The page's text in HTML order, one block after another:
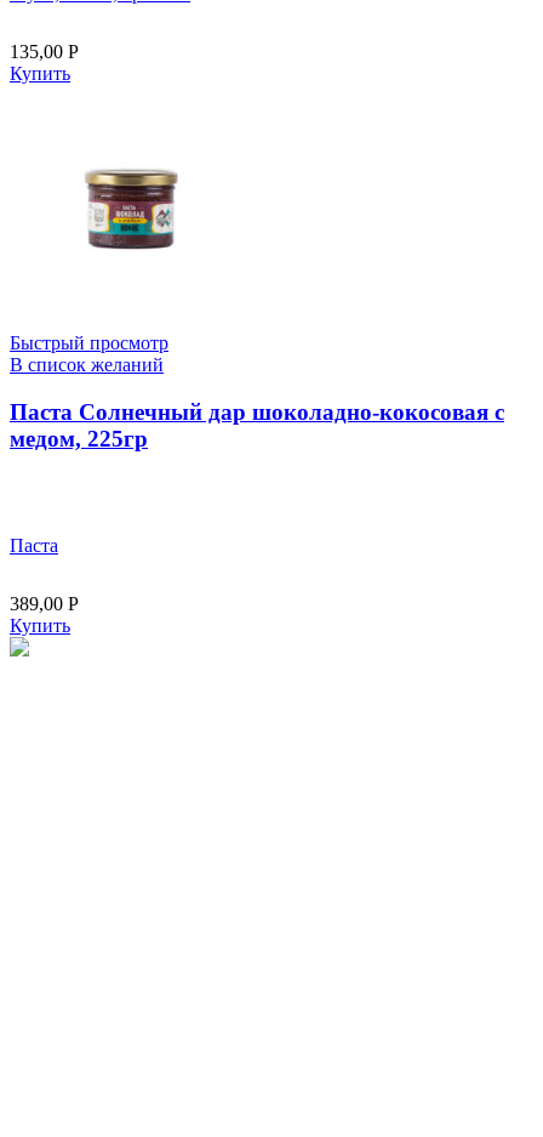
135,00 Р
Купить
Быстрый просмотр
В список желаний
Паста Солнечный дар шоколадно-кокосовая с
медом, 225гр
Паста
389,00 Р
Купить